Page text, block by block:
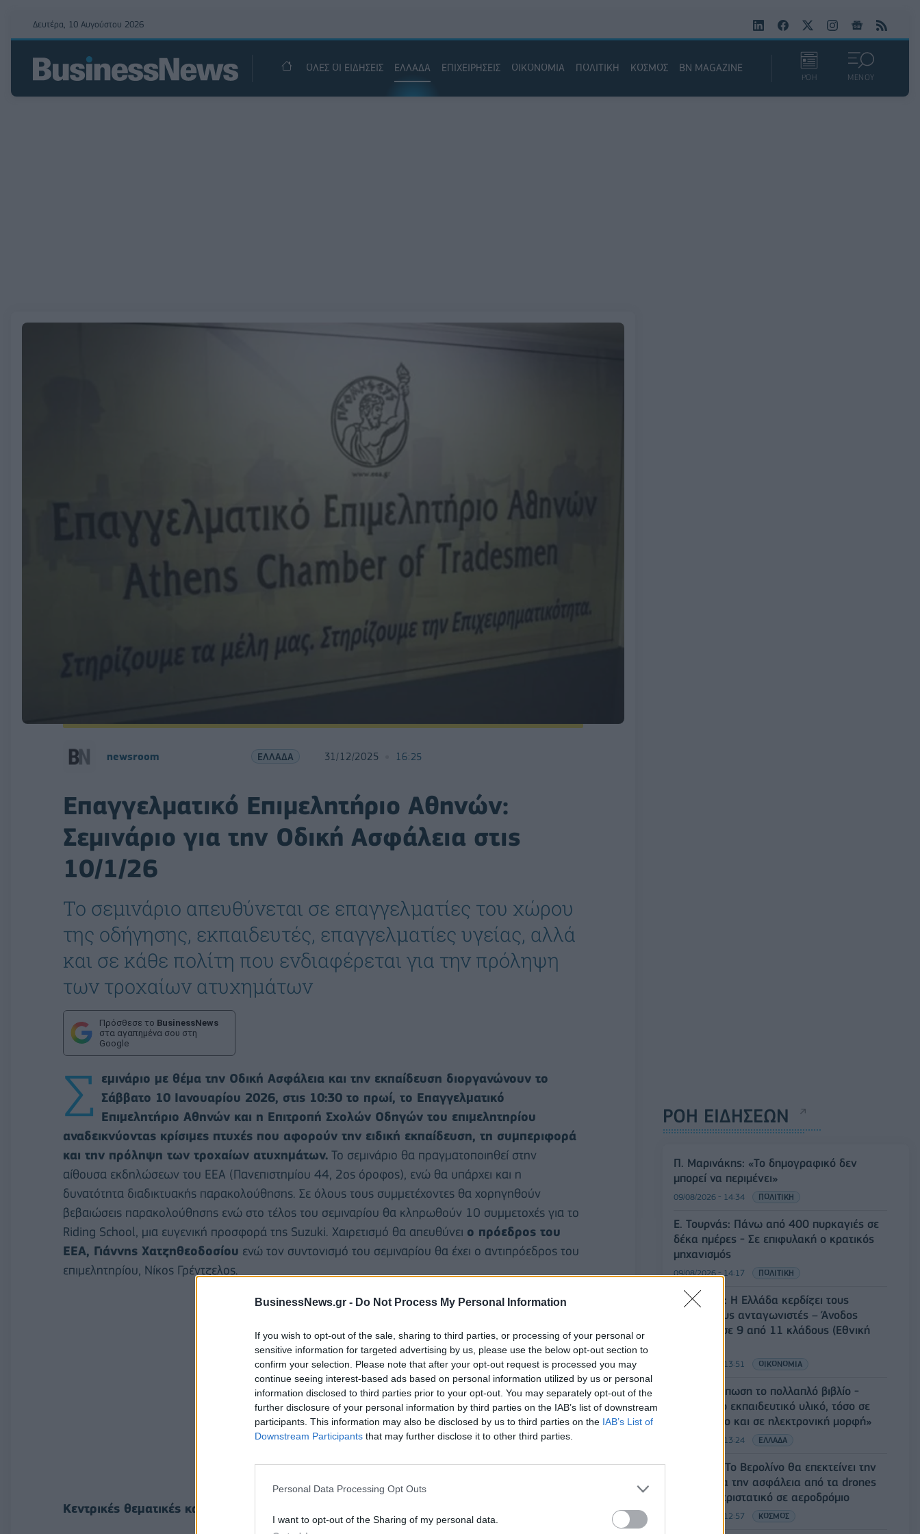
BusinessNews.gr - Do Not Process My Personal Information
If you wish to opt-out of the sale, sharing to third parties, or processing of your personal or
sensitive information for targeted advertising by us, please use the below opt-out section to
confirm your selection. Please note that after your opt-out request is processed you may
continue seeing interest-based ads based on personal information utilized by us or personal
information disclosed to third parties prior to your opt-out. You may separately opt-out of the
further disclosure of your personal information by third parties on the IAB’s list of downstream
participants. This information may also be disclosed by us to third parties on the IAB’s List of
Downstream Participants that may further disclose it to other third parties.
Personal Data Processing Opt Outs
I want to opt-out of the Sharing of my personal data.
Δευτέρα, 10 Αυγούστου 2026
ΟΛΕΣ ΟΙ ΕΙΔΗΣΕΙΣ ΕΛΛΑΔΑ ΕΠΙΧΕΙΡΗΣΕΙΣ ΟΙΚΟΝΟΜΙΑ ΠΟΛΙΤΙΚΗ ΚΟΣΜΟΣ BN MAGAZINE
ΡΟΗ ΜΕΝΟΥ
newsroom ΕΛΛΑΔΑ 31/12/2025 16:25
Επαγγελματικό Επιμελητήριο Αθηνών:
Σεμινάριο για την Οδική Ασφάλεια στις
10/1/26
Το σεμινάριο απευθύνεται σε επαγγελματίες του χώρου
της οδήγησης, εκπαιδευτές, επαγγελματίες υγείας, αλλά
και σε κάθε πολίτη που ενδιαφέρεται για την πρόληψη
των τροχαίων ατυχημάτων
Πρόσθεσε το BusinessNews
στα αγαπημένα σου στη
Google
Σ
εμινάριο με θέμα την Οδική Ασφάλεια και την εκπαίδευση διοργανώνουν το
Σάββατο 10 Ιανουαρίου 2026, στις 10:30 το πρωί, το Επαγγελματικό
Επιμελητήριο Αθηνών και η Επιτροπή Σχολών Οδηγών του επιμελητηρίου
αναδεικνύοντας κρίσιμες πτυχές που αφορούν την ειδική εκπαίδευση, τη συμπεριφορά
και την πρόληψη των τροχαίων ατυχημάτων. Το σεμινάριο θα πραγματοποιηθεί στην
αίθουσα εκδηλώσεων του ΕΕΑ (Πανεπιστημίου 44, 2ος όροφος), ενώ θα υπάρχει και η
δυνατότητα διαδικτυακής παρακολούθησης. Σε όλους τους συμμετέχοντες θα χορηγηθούν
βεβαιώσεις παρακολούθησης ενώ στο τέλος του σεμιναρίου θα κληρωθούν 10 συμμετοχές για το
Riding School, μια ευγενική προσφορά της Suzuki. Χαιρετισμό θα απευθύνει ο πρόεδρος του
ΕΕΑ, Γιάννης Χατζηθεοδοσίου ενώ τον συντονισμό του σεμιναρίου θα έχει ο αντιπρόεδρος του
επιμελητηρίου, Νίκος Γρέντζελος.
Κεντρικές θεματικές και εισηγητές είναι οι εξής:
ΡΟΗ ΕΙΔΗΣΕΩΝ
Π. Μαρινάκης: «Το δημογραφικό δεν
μπορεί να περιμένει»
09/08/2026 - 14:34 ΠΟΛΙΤΙΚΗ
Ε. Τουρνάς: Πάνω από 400 πυρκαγιές σε
δέκα ημέρες - Σε επιφυλακή ο κρατικός
μηχανισμός
09/08/2026 - 14:17 ΠΟΛΙΤΙΚΗ
Εξαγωγές: Η Ελλάδα κερδίζει τους
Ευρωπαίους ανταγωνιστές – Άνοδος
μεριδίων σε 9 από 11 κλάδους (Εθνική
09/08/2026 - 13:51 ΟΙΚΟΝΟΜΙΑ
Προς εκτύπωση το πολλαπλό βιβλίο -
«Σύγχρονο εκπαιδευτικό υλικό, τόσο σε
έντυπη όσο και σε ηλεκτρονική μορφή»
09/08/2026 - 13:24 ΕΛΛΑΔΑ
Γερμανία: Το Βερολίνο θα επεκτείνει την
έρευνα για την ασφάλεια από τα drones
μετά το περιστατικό σε αεροδρόμιο
09/08/2026 - 12:57 ΚΟΣΜΟΣ